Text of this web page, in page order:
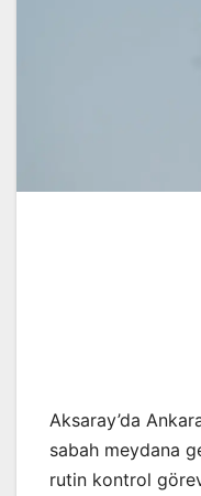
Aksaray’da
sabah meydana
rutin kontrol